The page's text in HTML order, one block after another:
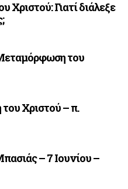
Γιατί διάλεξε
του
Χριστού – π.
– 7 Ιουνίου –